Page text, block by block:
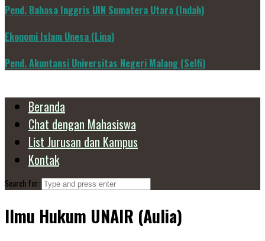
Pend. Bahasa Inggris UIN Sumatera Utara (Indah)
Ekonomi Islam Unesa (Lina)
Pend. Akuntansi Universitas Negeri Malang (Selfi)
Beranda
Chat dengan Mahasiswa
List Jurusan dan Kampus
Kontak
Search for:
Ilmu Hukum UNAIR (Aulia)